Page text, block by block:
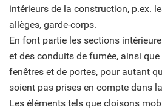
intérieurs de la construction, p.ex.
allèges, garde-corps.
En font partie les sections
et des conduits de fumée, ainsi
fenêtres et de portes, pour autant
soient pas prises en compte dans
Les éléments tels que cloisons